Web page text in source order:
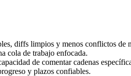
diffs limpios y menos conflictos de
cola de trabajo enfocada.
de comentar cadenas
y plazos confiables.